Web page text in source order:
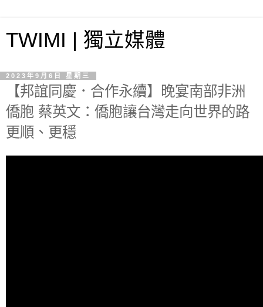
TWIMI | 獨立媒體
2023年9月6日 星期三
【邦誼同慶．合作永續】晚宴南部非洲
僑胞 蔡英文：僑胞讓台灣走向世界的路
更順、更穩